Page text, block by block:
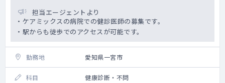
担当エージェントより
・ケアミックスの病院での健診医師の募集です。
・駅からも徒歩でのアクセスが可能です。
勤務地 愛知県一宮市
科目 健康診断・不問